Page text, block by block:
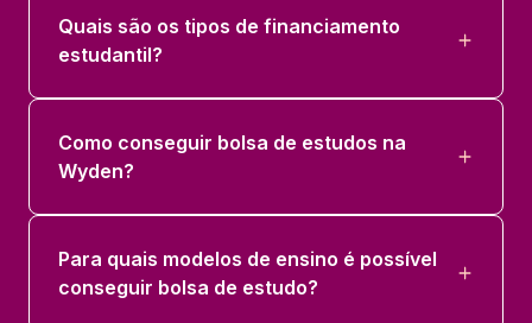
Quais são os tipos de financiamento
estudantil?
Como conseguir bolsa de estudos na
Wyden?
Para quais modelos de ensino é possível
conseguir bolsa de estudo?